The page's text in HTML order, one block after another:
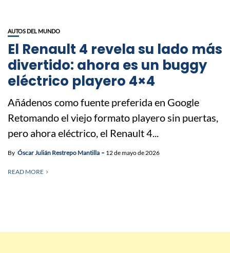
AUTOS DEL MUNDO
El Renault 4 revela su lado más
divertido: ahora es un buggy
eléctrico playero 4×4
Añádenos como fuente preferida en Google
Retomando el viejo formato playero sin puertas,
pero ahora eléctrico, el Renault 4...
By Óscar Julián Restrepo Mantilla 12 de mayo de 2026
READ MORE